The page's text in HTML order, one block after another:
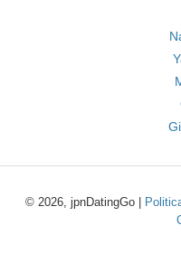
© 2026, jpnDatingGo |